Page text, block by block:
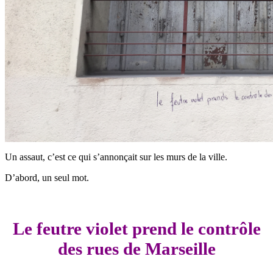
Un assaut, c’est ce qui s’annonçait sur les murs de la ville.
D’abord, un seul mot.
Le feutre violet prend le contrôle
des rues de Marseille